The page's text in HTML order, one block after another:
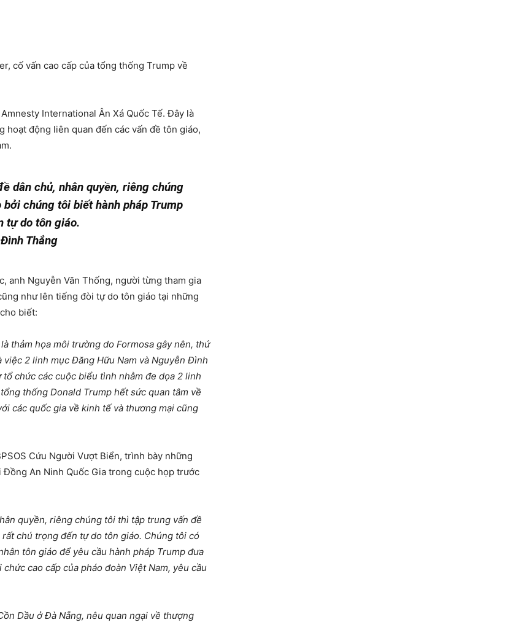
cố vấn cao cấp của tổng thống Trump về
International Ân Xá Quốc Tế. Đây là
hoạt động liên quan đến các vấn đề tôn giáo,
dân chủ, nhân quyền, riêng chúng
chúng tôi biết hành pháp Trump
tự do tôn giáo.
Thắng
anh Nguyễn Văn Thống, người từng tham gia
như lên tiếng đòi tự do tôn giáo tại những
biết:
thảm họa môi trường do Formosa gây nên, thứ
2 linh mục Đăng Hữu Nam và Nguyễn Đình
chức các cuộc biểu tình nhằm đe dọa 2 linh
thống Donald Trump hết sức quan tâm về
các quốc gia về kinh tế và thương mại cũng
Cứu Người Vượt Biển, trình bày những
An Ninh Quốc Gia trong cuộc họp trước
quyền, riêng chúng tôi thì tập trung vấn đề
chú trọng đến tự do tôn giáo. Chúng tôi có
tôn giáo để yêu cầu hành pháp Trump đưa
cao cấp của pháo đoàn Việt Nam, yêu cầu
Dầu ở Đà Nẵng, nêu quan ngại về thượng